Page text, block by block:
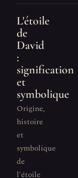
L'étoile
de
David
:
signification
et
symbolique
Origine,
histoire
et
symbolique
de
l'étoile